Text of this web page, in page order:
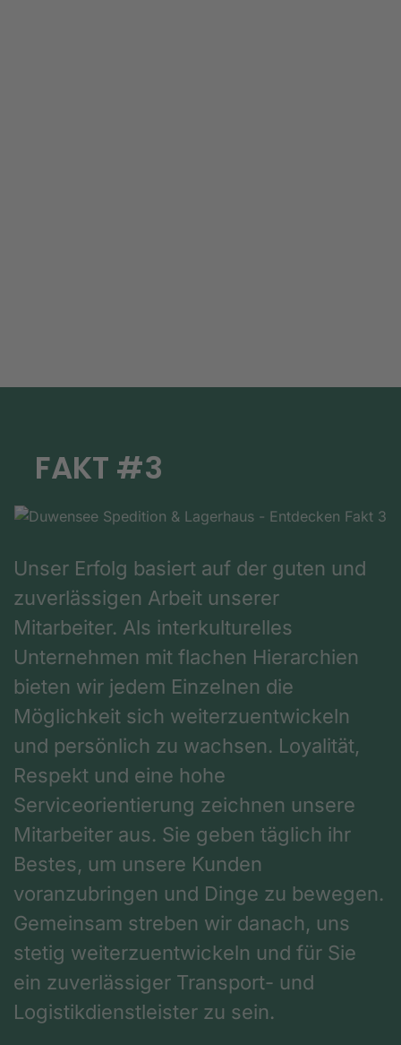
FAKT #3
Unser Erfolg basiert auf der guten und
zuverlässigen Arbeit unserer
Mitarbeiter. Als interkulturelles
Unternehmen mit flachen Hierarchien
bieten wir jedem Einzelnen die
Möglichkeit sich weiterzuentwickeln
und persönlich zu wachsen. Loyalität,
Respekt und eine hohe
Serviceorientierung zeichnen unsere
Mitarbeiter aus. Sie geben täglich ihr
Bestes, um unsere Kunden
voranzubringen und Dinge zu bewegen.
Gemeinsam streben wir danach, uns
stetig weiterzuentwickeln und für Sie
ein zuverlässiger Transport- und
Logistikdienstleister zu sein.